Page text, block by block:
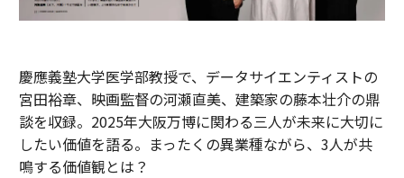
慶應義塾大学医学部教授で、データサイエンティストの
宮田裕章、映画監督の河瀬直美、建築家の藤本壮介の鼎
談を収録。2025年大阪万博に関わる三人が未来に大切に
したい価値を語る。まったくの異業種ながら、3人が共
鳴する価値観とは？